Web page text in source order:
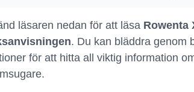
läsaren nedan för att läsa Rowenta
. Du kan bläddra genom
för att hitta all viktig information